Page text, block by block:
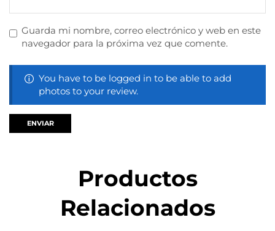
Guarda mi nombre, correo electrónico y web en este
navegador para la próxima vez que comente.
You have to be logged in to be able to add
photos to your review.
Productos
Relacionados